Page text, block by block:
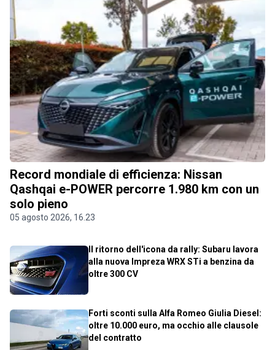
Record mondiale di efficienza: Nissan
Qashqai e-POWER percorre 1.980 km con un
solo pieno
05 agosto 2026, 16.23
Il ritorno dell'icona da rally: Subaru lavora
alla nuova Impreza WRX STi a benzina da
oltre 300 CV
Forti sconti sulla Alfa Romeo Giulia Diesel:
oltre 10.000 euro, ma occhio alle clausole
del contratto